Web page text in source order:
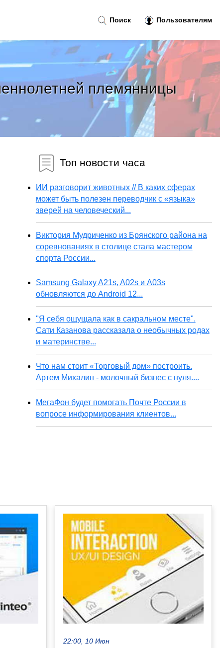
племянницы
Топ новости часа
ИИ разговорит животных // В каких сферах
может быть полезен переводчик с «языка»
зверей на человеческий...
Виктория Мудриченко из Брянского района на
соревнованиях в столице стала мастером
спорта России...
Samsung Galaxy A21s, A02s и A03s
обновляются до Android 12...
"Я себя ощущала как в сакральном месте".
Сати Казанова рассказала о необычных родах
и материнстве...
Что нам стоит «Торговый дом» построить.
Артем Михалин - молочный бизнес с нуля....
МегаФон будет помогать Почте России в
вопросе информирования клиентов...
22:00, 10 Июн
Поиск Пользователям